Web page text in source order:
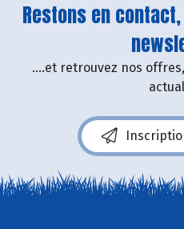
Restons en
....et retrouvez nos